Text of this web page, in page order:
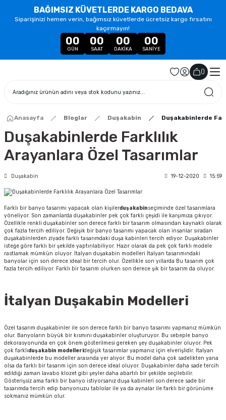
BAĞIMSIZ KÜVETLERDE KARGO BEDAVA
Siparişinizi hemen verin, bağımsız küvetlerde ücretsiz kargo fırsatını
kaçırmayın!
00
GÜN
00
SAAT
00
DAKIKA
00
SANIYE
()
Anasayfa Bloglar Duşakabin Duşakabinlerde
Duşakabinlerde Farklılık
Arayanlara Özel Tasarımlar
Duşakabin 19-12-2020 15:59
Farklı bir banyo tasarımı yapacak olan kişilerduşakabinseçiminde özel tasarımlara
yöneliyor. Son zamanlarda duşakabinler pek çok farklı çeşidi ile karşımıza çıkıyor.
Özellikle renkli duşakabinler son derece farklı bir tasarım olmasından kaynaklı olarak
çok fazla tercih ediliyor. Değişik bir banyo tasarımı yapacak olan insanlar sıradan
duşakabinlerden ziyade farklı tasarımdaki duşa kabinleri tercih ediyor. Duşakabinler
isteğe göre farklı bir şekilde yaptırılabiliyor. Hazır olarak da pek çok farklı modele
rastlamak mümkün oluyor. İtalyan duşakabin modelleri İtalyan tasarımındaki
banyolar için son derece ideal bir tercih olur. Özellikle son yıllarda Bu tasarım çok
fazla tercih ediliyor. Farklı bir tasarım olurken son derece şık bir tasarım da oluyor.
İtalyan Duşakabin Modelleri
Özel tasarım duşakabinler ile son derece farklı bir banyo tasarımı yapmanız mümkün
olur. Banyoların büyük bir kısmını duşakabinler oluşturuyor. Bu sebeple banyo
dekorasyonunda en çok önem gösterilmesi gereken şey duşakabinler oluyor. Pek
çok farklıduşakabin modellerideğişik tasarımlar yapmanız için elverişlidir. İtalyan
duşakabinlerde bu modeller arasında yer alıyor. Bu model daha çok sadelikten yana
olsa da farklı bir tasarım için son derece ideal oluyor. Duşakabinler daha sade tercih
edildiği zaman lavabo klozet gibi şeyler daha abartılı bir şekilde seçilebilir.
Gösterişsiz ama farklı bir banyo istiyorsanız duşa kabinleri son derece sade bir
tasarımda tercih edip banyonuzu tablolar ile ya da aynalar ile farklı bir görünüme
sokmanız mümkün olur.